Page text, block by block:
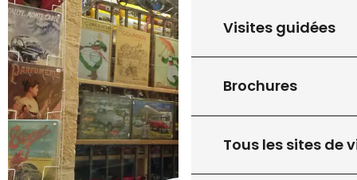
Visites guidées
Brochures
Tous les sites de